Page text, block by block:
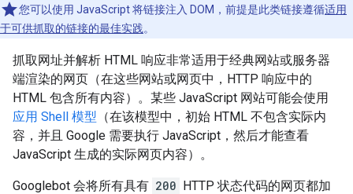
您可以使用 JavaScript 将链接注入 DOM，前提是此类链接遵循适用
于可供抓取的链接的最佳实践。
抓取网址并解析 HTML 响应非常适用于经典网站或服务器
端渲染的网页（在这些网站或网页中，HTTP 响应中的
HTML 包含所有内容）。某些 JavaScript 网站可能会使用
应用 Shell 模型 （在该模型中，初始 HTML 不包含实际内
容，并且 Google 需要执行 JavaScript，然后才能查看
JavaScript 生成的实际网页内容）。
Googlebot 会将所有具有 200 HTTP 状态代码的网页都加